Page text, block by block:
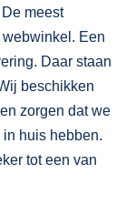
meest
Een
Daar staan
beschikken
zorgen dat we
huis hebben.
tot een van